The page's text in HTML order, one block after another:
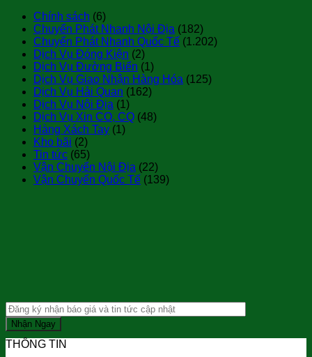
Chính sách (6)
Chuyển Phát Nhanh Nội Địa (182)
Chuyển Phát Nhanh Quốc Tế (1.202)
Dịch Vụ Đóng Kiện (2)
Dịch Vụ Đường Biển (1)
Dịch Vụ Giao Nhận Hàng Hóa (125)
Dịch Vụ Hải Quan (162)
Dịch Vụ Nội Địa (1)
Dịch Vụ Xin CO, CQ (48)
Hàng Xách Tay (1)
Kho bãi (2)
Tin tức (65)
Vận Chuyển Nội Địa (22)
Vận Chuyển Quốc Tế (139)
THÔNG TIN